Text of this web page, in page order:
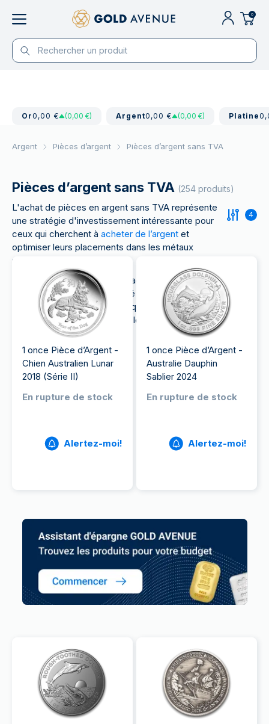
0
Or0,00 € (0,00 €) Argent0,00 € (0,00 €) Platine
Argent Pièces d’argent Pièces d’argent sans TVA
Pièces d’argent sans TVA (254 produits)
L'achat de pièces en argent sans TVA représente
une stratégie d'investissement intéressante pour
ceux qui cherchent à acheter de l’argent et
optimiser leurs placements dans les métaux
précieux.
Cet article examine les avantages fiscaux, les
options de stockage sécurisé et la facilité de
revente de ces pièces, ainsi que des conseils
pratiques pour naviguer dans le marché de l'argent.
4
1 once Pièce d’Argent -
Chien Australien Lunar
2018 (Série II)
En rupture de stock
Alertez-moi!
1 once Pièce d’Argent -
Australie Dauphin
Sablier 2024
En rupture de stock
Alertez-moi!